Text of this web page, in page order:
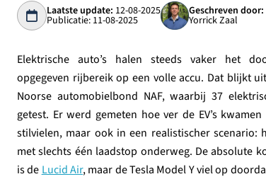
Laatste update: 12-08-2025
Publicatie: 11-08-2025
Geschreven door:
Yorrick Zaal
Elektrische auto’s halen steeds vaker het
opgegeven rijbereik op een volle accu. Dat blijkt
Noorse automobielbond NAF, waarbij 37
getest. Er werd gemeten hoe ver de EV’s
stilvielen, maar ook in een realistischer scenario:
met slechts één laadstop onderweg. De absolute
is de Lucid Air, maar de Tesla Model Y viel op